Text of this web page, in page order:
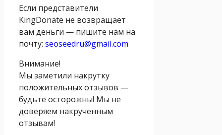
Если представители
KingDonate не возвращает
вам деньги — пишите нам на
почту: seoseedru@gmail.com
Внимание!
Мы заметили накрутку
положительных отзывов —
будьте осторожны! Мы не
доверяем накрученным
отзывам!